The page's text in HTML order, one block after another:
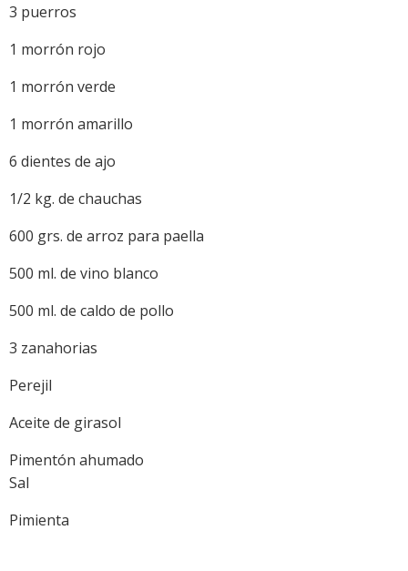
3 puerros
1 morrón rojo
1 morrón verde
1 morrón amarillo
6 dientes de ajo
1/2 kg. de chauchas
600 grs. de arroz para paella
500 ml. de vino blanco
500 ml. de caldo de pollo
3 zanahorias
Perejil
Aceite de girasol
Pimentón ahumado
Sal
Pimienta